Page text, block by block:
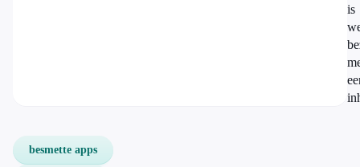
is
besmette apps